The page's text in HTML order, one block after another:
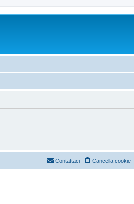
Cancella cookie
Contattaci